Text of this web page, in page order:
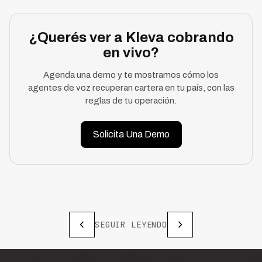
¿Querés ver a Kleva cobrando
en vivo?
Agenda una demo y te mostramos cómo los
agentes de voz recuperan cartera en tu país, con las
reglas de tu operación.
Solicita Una Demo
SEGUIR LEYENDO